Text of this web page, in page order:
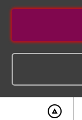
Impressum